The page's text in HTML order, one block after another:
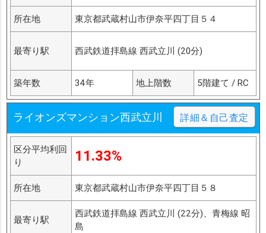
所在地 東京都武蔵村山市伊奈平四丁目５４
最寄り駅 西武鉄道拝島線 西武立川 (20分)
築年数 34年 地上階数 5階建て / RC
ライオンズマンション西武立川 詳細＆自己査定
区分平均利回
り
11.33%
所在地 東京都武蔵村山市伊奈平四丁目５８
最寄り駅
西武鉄道拝島線 西武立川 (22分)、青梅線 昭
島